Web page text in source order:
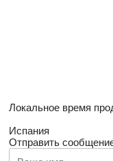
Локальное время
Испания
Отправить